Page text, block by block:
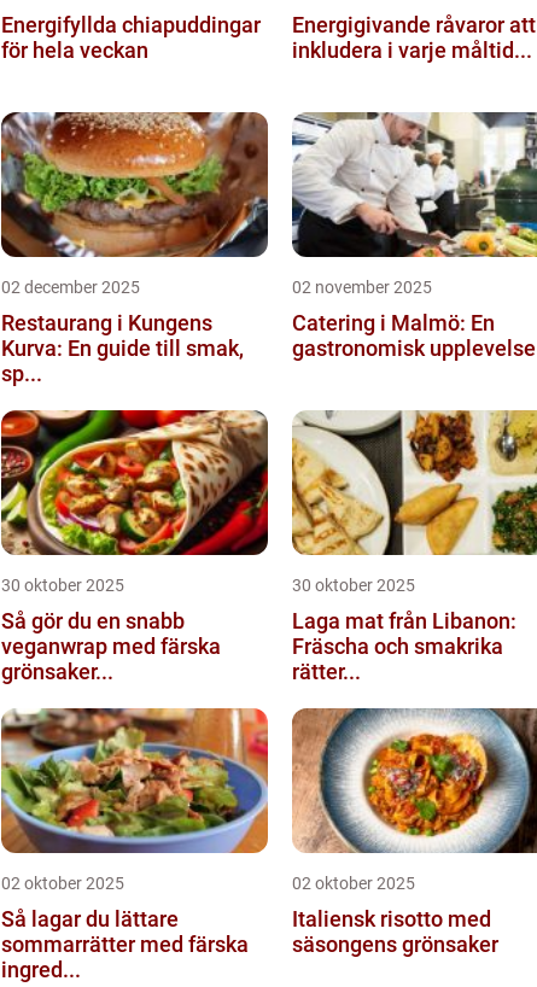
Energifyllda chiapuddingar
för hela veckan
Energigivande råvaror att
inkludera i varje måltid...
02 december 2025
Restaurang i Kungens
Kurva: En guide till smak,
sp...
02 november 2025
Catering i Malmö: En
gastronomisk upplevelse
30 oktober 2025
Så gör du en snabb
veganwrap med färska
grönsaker...
30 oktober 2025
Laga mat från Libanon:
Fräscha och smakrika
rätter...
02 oktober 2025
Så lagar du lättare
sommarrätter med färska
ingred...
02 oktober 2025
Italiensk risotto med
säsongens grönsaker